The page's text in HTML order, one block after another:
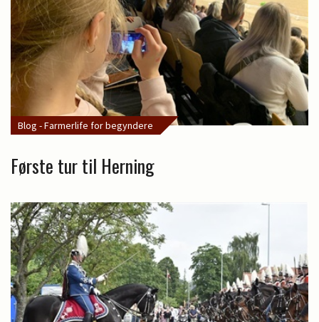
Blog - Farmerlife for begyndere
Første tur til Herning